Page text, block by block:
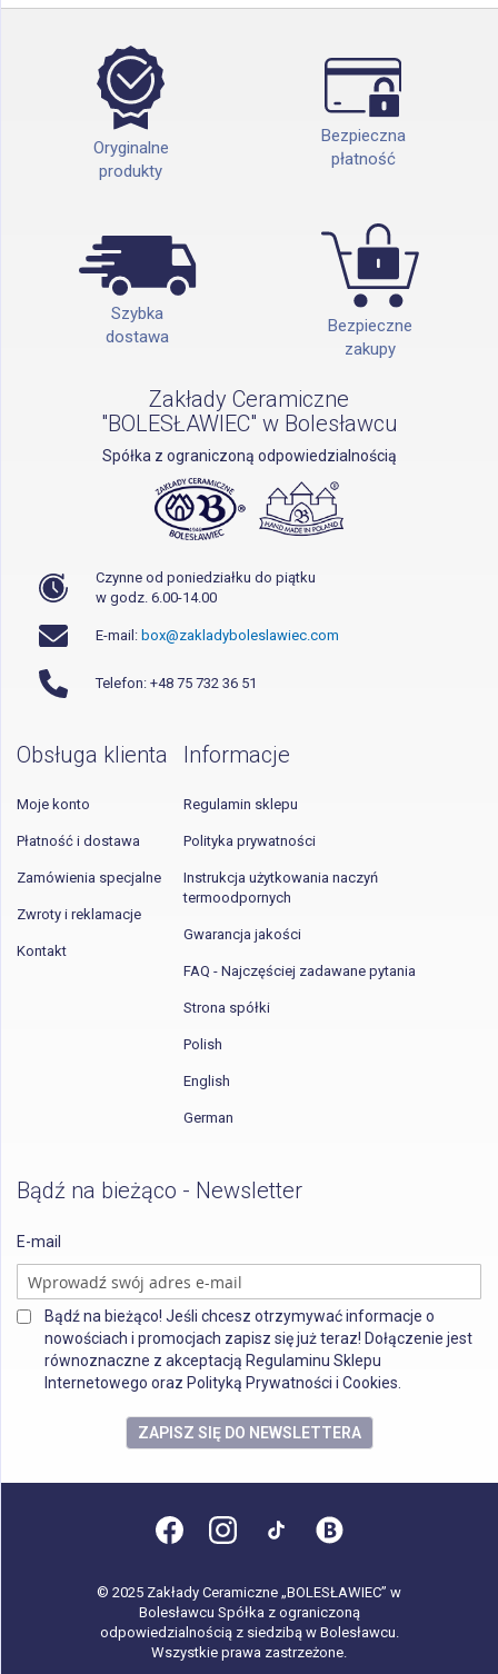
Oryginalne
produkty
Bezpieczna
płatność
Szybka
dostawa
Bezpieczne
zakupy
Zakłady Ceramiczne
"BOLESŁAWIEC" w Bolesławcu
Spółka z ograniczoną odpowiedzialnością
Czynne od poniedziałku do piątku
w godz. 6.00-14.00
E-mail: box@zakladyboleslawiec.com
Telefon: +48 75 732 36 51
Obsługa klienta
Moje konto
Płatność i dostawa
Zamówienia specjalne
Zwroty i reklamacje
Kontakt
Informacje
Regulamin sklepu
Polityka prywatności
Instrukcja użytkowania naczyń
termoodpornych
Gwarancja jakości
FAQ - Najczęściej zadawane pytania
Strona spółki
Polish
English
German
Bądź na bieżąco - Newsletter
E-mail
Bądź na bieżąco! Jeśli chcesz otrzymywać informacje o
nowościach i promocjach zapisz się już teraz! Dołączenie jest
równoznaczne z akceptacją Regulaminu Sklepu
Internetowego oraz Polityką Prywatności i Cookies.
ZAPISZ SIĘ DO NEWSLETTERA
© 2025 Zakłady Ceramiczne „BOLESŁAWIEC” w
Bolesławcu Spółka z ograniczoną
odpowiedzialnością z siedzibą w Bolesławcu.
Wszystkie prawa zastrzeżone.